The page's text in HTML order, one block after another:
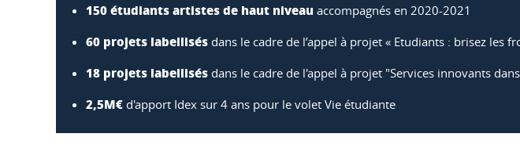
150 étudiants artistes de haut niveau accompagnés en 2020-2021
60 projets labellisés dans le cadre de l’appel à projet « Etudiants : brisez les
18 projets labellisés dans le cadre de l'appel à projet "Services innovants
2,5M€ d'apport Idex sur 4 ans pour le volet Vie étudiante